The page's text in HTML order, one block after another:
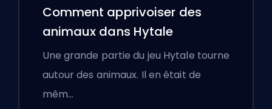
Comment apprivoiser des
animaux dans Hytale
Une grande partie du jeu Hytale tourne
autour des animaux. Il en était de
mêm…